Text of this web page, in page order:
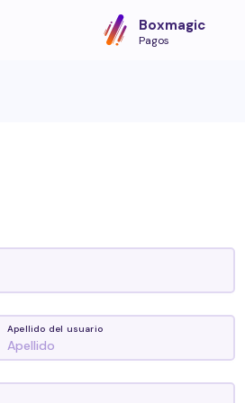
Boxmagic
Pagos
Apellido del usuario